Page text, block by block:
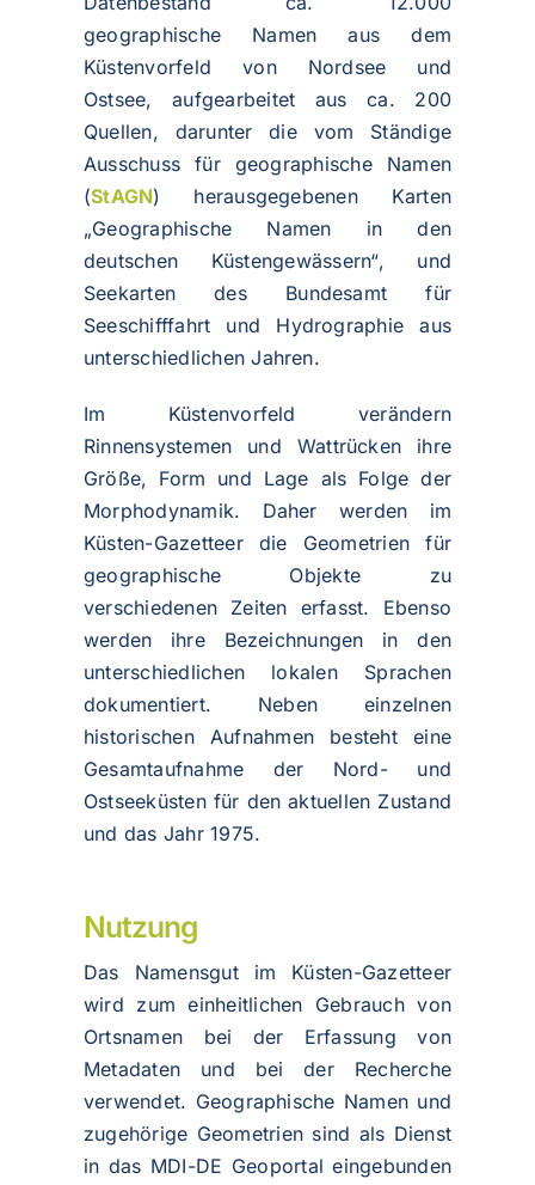
geographische Namen aus dem
Küstenvorfeld von Nordsee und
Ostsee, aufgearbeitet aus ca. 200
Quellen, darunter die vom Ständige
Ausschuss für geographische Namen
(StAGN) herausgegebenen Karten
„Geographische Namen in den
deutschen Küstengewässern“, und
Seekarten des Bundesamt für
Seeschifffahrt und Hydrographie aus
unterschiedlichen Jahren.
Im Küstenvorfeld verändern
Rinnensystemen und Wattrücken ihre
Größe, Form und Lage als Folge der
Morphodynamik. Daher werden im
Küsten-Gazetteer die Geometrien für
geographische Objekte zu
verschiedenen Zeiten erfasst. Ebenso
werden ihre Bezeichnungen in den
unterschiedlichen lokalen Sprachen
dokumentiert. Neben einzelnen
historischen Aufnahmen besteht eine
Gesamtaufnahme der Nord- und
Ostseeküsten für den aktuellen Zustand
und das Jahr 1975.
Nutzung
Das Namensgut im Küsten-Gazetteer
wird zum einheitlichen Gebrauch von
Ortsnamen bei der Erfassung von
Metadaten und bei der Recherche
verwendet. Geographische Namen und
zugehörige Geometrien sind als Dienst
in das MDI-DE Geoportal eingebunden